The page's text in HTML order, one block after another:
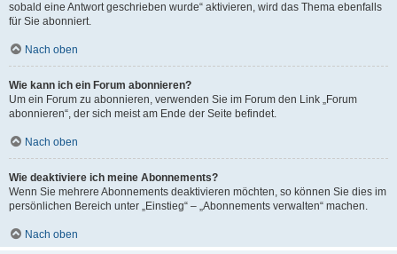
sobald eine Antwort geschrieben wurde“ aktivieren, wird das Thema ebenfalls
für Sie abonniert.
Nach oben
Wie kann ich ein Forum abonnieren?
Um ein Forum zu abonnieren, verwenden Sie im Forum den Link „Forum
abonnieren“, der sich meist am Ende der Seite befindet.
Nach oben
Wie deaktiviere ich meine Abonnements?
Wenn Sie mehrere Abonnements deaktivieren möchten, so können Sie dies im
persönlichen Bereich unter „Einstieg“ – „Abonnements verwalten“ machen.
Nach oben